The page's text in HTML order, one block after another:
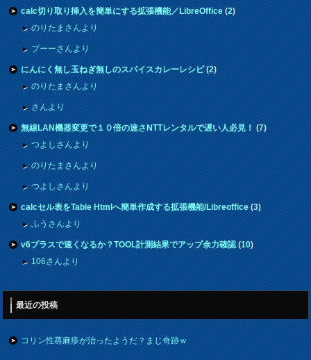
calc切り取り挿入を簡単にする拡張機能／LibreOffice(2)
のりたまさんより
プーーさんより
にんにく無し玉ねぎ無しのスパイスカレーレシピ(2)
のりたまさんより
さんより
無線LAN機器変更で１０倍の速さNTTレンタルで遅い人必見！(7)
つよしさんより
のりたまさんより
つよしさんより
calcセル表をTable Htmlへ簡単作成する拡張機能/Libreoffice(3)
ふうさんより
v6プラスで速くなるか？TOOL計測結果でアップ余力確認(10)
106さんより
最近の投稿
コリン性蕁麻疹が治ったようだ？まじ奇跡ｗ